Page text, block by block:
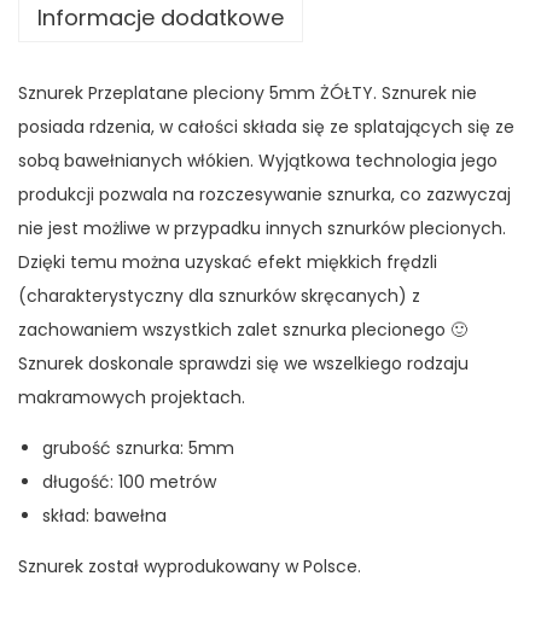
z
.
.
Informacje dodatkowe
Sznurek Przeplatane pleciony 5mm ŻÓŁTY. Sznurek nie
posiada rdzenia, w całości składa się ze splatających się ze
sobą bawełnianych włókien. Wyjątkowa technologia jego
produkcji pozwala na rozczesywanie sznurka, co zazwyczaj
nie jest możliwe w przypadku innych sznurków plecionych.
Dzięki temu można uzyskać efekt miękkich frędzli
(charakterystyczny dla sznurków skręcanych) z
zachowaniem wszystkich zalet sznurka plecionego 🙂
Sznurek doskonale sprawdzi się we wszelkiego rodzaju
makramowych projektach.
grubość sznurka: 5mm
długość: 100 metrów
skład: bawełna
Sznurek został wyprodukowany w Polsce.